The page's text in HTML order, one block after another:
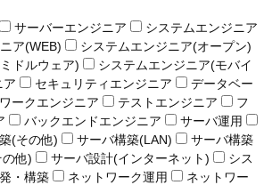
サーバーエンジニア
システムエンジニア
ア(WEB)
システムエンジニア(オープン)
ドルウェア)
システムエンジニア(モバイ
ア セキュリティエンジニア
データベー
ークエンジニア テストエンジニア
フ
バックエンドエンジニア
サーバ運用
(その他) サーバ構築(LAN)
サーバ構築
他) サーバ設計(インターネット)
シス
・構築 ネットワーク運用
ネットワー